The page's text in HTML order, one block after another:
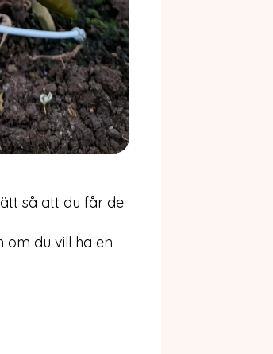
så att du får de
om du vill ha en